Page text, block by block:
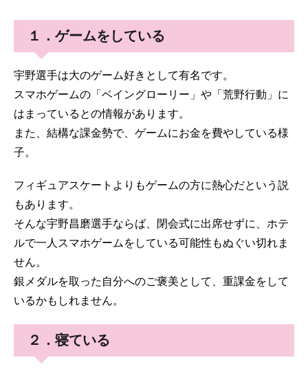
１．ゲームをしている
宇野選手は大のゲーム好きとして有名です。
スマホゲームの「ベイングローリー」や「荒野行動」に
はまっているとの情報があります。
また、結構な課金勢で、ゲームにお金を費やしている様
子。
フィギュアスケートよりもゲームの方に熱心だという説
もあります。
そんな宇野昌磨選手ならば、閉会式に出席せずに、ホテ
ルで一人スマホゲームをしている可能性もぬぐい切れま
せん。
銀メダルを取った自分へのご褒美として、重課金をして
いるかもしれません。
２．寝ている